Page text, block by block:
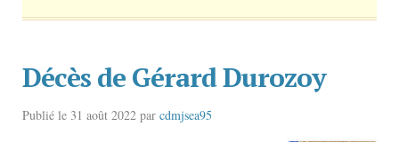
Décès de Gérard Durozoy
Publié le 31 août 2022 par cdmjsea95